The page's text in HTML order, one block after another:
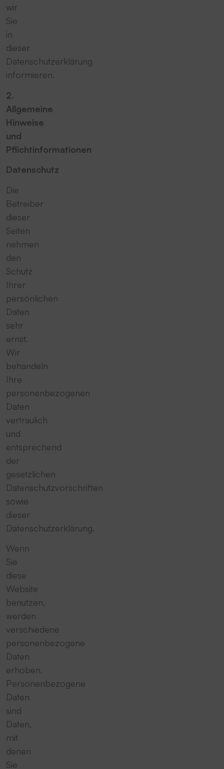
wir
Sie
in
dieser
Datenschutzerklärung
informieren.
2.
Allgemeine
Hinweise
und
Pflichtinformationen
Datenschutz
Die
Betreiber
dieser
Seiten
nehmen
den
Schutz
Ihrer
persönlichen
Daten
sehr
ernst.
Wir
behandeln
Ihre
personenbezogenen
Daten
vertraulich
und
entsprechend
der
gesetzlichen
Datenschutzvorschriften
sowie
dieser
Datenschutzerklärung.
Wenn
Sie
diese
Website
benutzen,
werden
verschiedene
personenbezogene
Daten
erhoben.
Personenbezogene
Daten
sind
Daten,
mit
denen
Sie